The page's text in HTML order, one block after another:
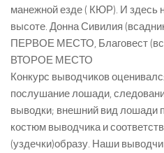
манежной езде ( КЮР). И здесь
высоте. Донна Сивилия
ПЕРВОЕ МЕСТО, Благовест
ВТОРОЕ МЕСТО
Конкурс выводчиков
послушание лошади,
выводки; внешний вид лошади
костюм выводчика и
(уздечки)образу. Наши